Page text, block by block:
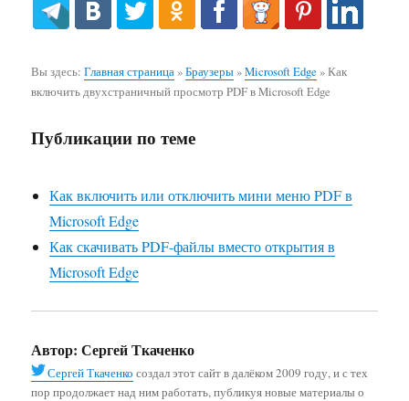
Вы здесь:Главная страница»Браузеры»Microsoft Edge »Как
включить двухстраничный просмотр PDF в Microsoft Edge
Публикации по теме
Как включить или отключить мини меню PDF в
Microsoft Edge
Как скачивать PDF-файлы вместо открытия в
Microsoft Edge
Автор: Сергей Ткаченко
Сергей Ткаченко создал этот сайт в далёком 2009 году, и с тех
пор продолжает над ним работать, публикуя новые материалы о